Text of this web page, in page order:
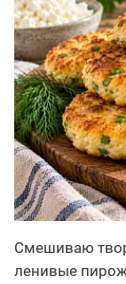
Смешиваю
ленивые